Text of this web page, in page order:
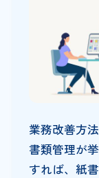
業務改善方
書類管理が
すれば、紙